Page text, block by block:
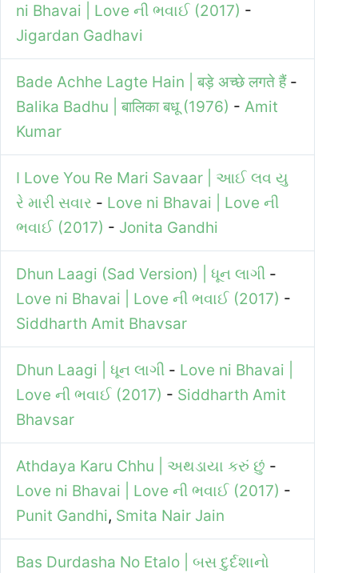
ni Bhavai | Love ની ભવાઈ (2017) -
Jigardan Gadhavi
Bade Achhe Lagte Hain | बड़े अच्छे लगते हैं -
Balika Badhu | बालिका बधू (1976) - Amit
Kumar
I Love You Re Mari Savaar | આઈ લવ યુ
રે મારી સવાર - Love ni Bhavai | Love ની
ભવાઈ (2017) - Jonita Gandhi
Dhun Laagi (Sad Version) | ધૂન લાગી -
Love ni Bhavai | Love ની ભવાઈ (2017) -
Siddharth Amit Bhavsar
Dhun Laagi | ધૂન લાગી - Love ni Bhavai |
Love ની ભવાઈ (2017) - Siddharth Amit
Bhavsar
Athdaya Karu Chhu | અથડાયા કરું છું -
Love ni Bhavai | Love ની ભવાઈ (2017) -
Punit Gandhi, Smita Nair Jain
Bas Durdasha No Etalo | બસ દુર્દશાનો